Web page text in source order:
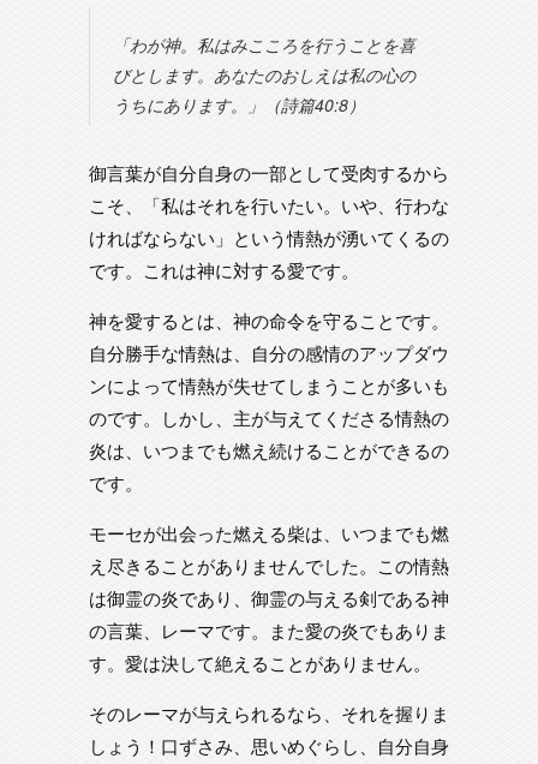
「わが神。私はみこころを行うことを喜
びとします。あなたのおしえは私の心の
うちにあります。」（詩篇40:8）
御言葉が自分自身の一部として受肉するから
こそ、「私はそれを行いたい。いや、行わな
ければならない」という情熱が湧いてくるの
です。これは神に対する愛です。
神を愛するとは、神の命令を守ることです。
自分勝手な情熱は、自分の感情のアップダウ
ンによって情熱が失せてしまうことが多いも
のです。しかし、主が与えてくださる情熱の
炎は、いつまでも燃え続けることができるの
です。
モーセが出会った燃える柴は、いつまでも燃
え尽きることがありませんでした。この情熱
は御霊の炎であり、御霊の与える剣である神
の言葉、レーマです。また愛の炎でもありま
す。愛は決して絶えることがありません。
そのレーマが与えられるなら、それを握りま
しょう！口ずさみ、思いめぐらし、自分自身